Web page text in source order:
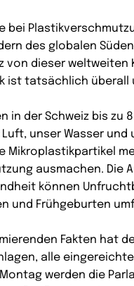
bei
des globalen
von dieser weltweiten
ist tatsächlich überall
in der Schweiz bis zu
unser Wasser und
Mikroplastikpartikel
ausmachen. Die
können
und Frühgeburten
Fakten hat
alle
werden die